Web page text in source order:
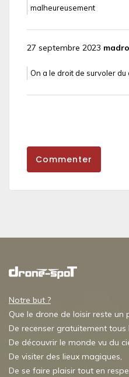
malheureusement
27 septembre 2023
On a le droit de survoler du
Commenter
Notre but ?
Que le drone de loisir reste un
De recenser gratuitement tous
De découvrir le monde vu du
De visiter des lieux magiques,
De se faire plaisir tout en